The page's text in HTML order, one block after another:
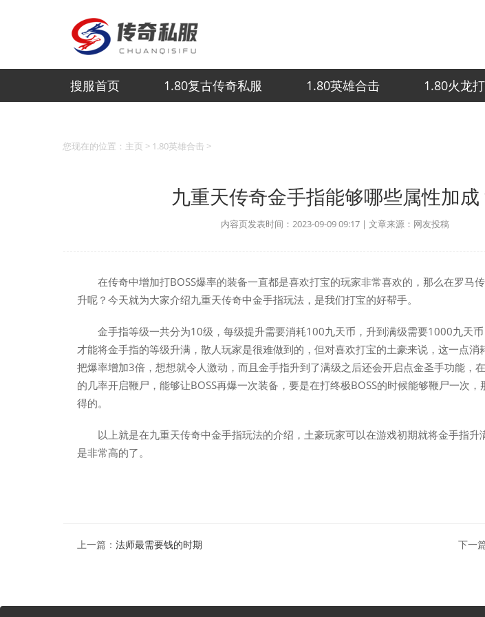
搜服首页 1.80复古传奇私服 1.80英雄合击 1.80火龙
您现在的位置： 主页 > 1.80英雄合击 >
九重天传奇金手指能够哪些属性加成
内容页发表时间：2023-09-09 09:17 | 文章来源：网友投稿
在传奇中增加打BOSS爆率的装备一直都是喜欢打宝的玩家非常喜欢的，那么在罗马
升呢？今天就为大家介绍九重天传奇中金手指玩法，是我们打宝的好帮手。
金手指等级一共分为10级，每级提升需要消耗100九天币，升到满级需要1000九天
才能将金手指的等级升满，散人玩家是很难做到的，但对喜欢打宝的土豪来说，这一点消
把爆率增加3倍，想想就令人激动，而且金手指升到了满级之后还会开启点金圣手功能，
的几率开启鞭尸，能够让BOSS再爆一次装备，要是在打终极BOSS的时候能够鞭尸一次
得的。
以上就是在九重天传奇中金手指玩法的介绍，土豪玩家可以在游戏初期就将金手指升
是非常高的了。
上一篇： 法师最需要钱的时期 下一